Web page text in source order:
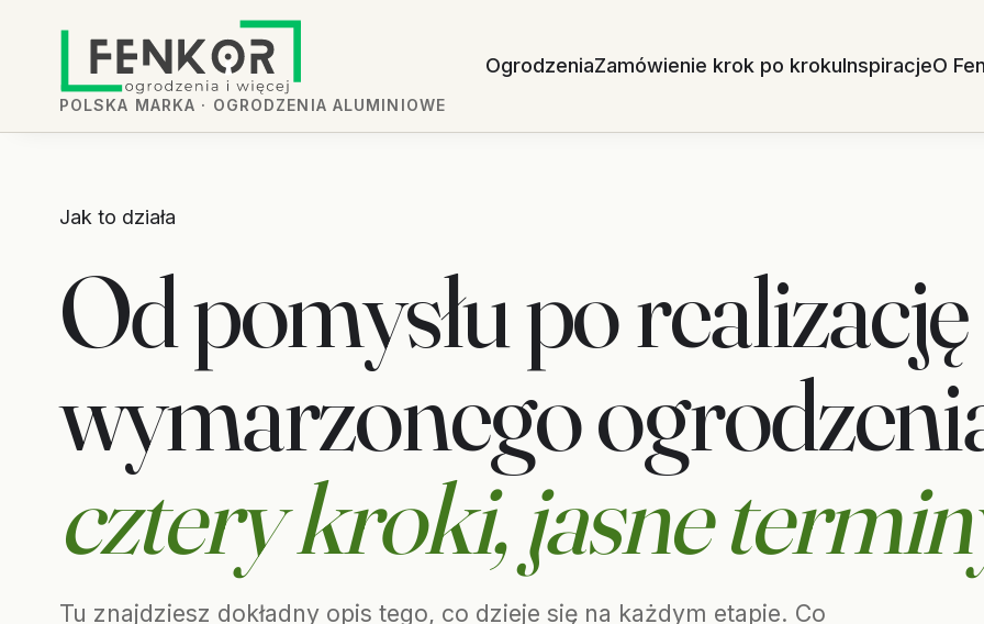
POLSKA MARKA · OGRODZENIA ALUMINIOWE
OgrodzeniaZamówienie krok po krokuInspiracjeO
Jak to działa
Od pomysłu po realizację
wymarzonego
cztery kroki, jasne
Tu znajdziesz dokładny opis tego, co dzieje się na każdym etapie. Co